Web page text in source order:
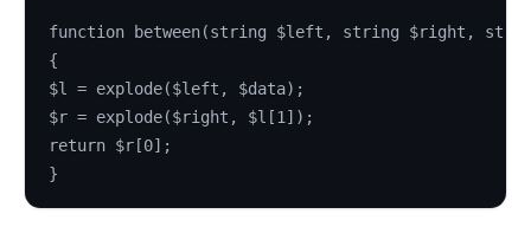
function between(string $left, string $right,
{
$l = explode($left, $data);
$r = explode($right, $l[1]);
return $r[0];
}